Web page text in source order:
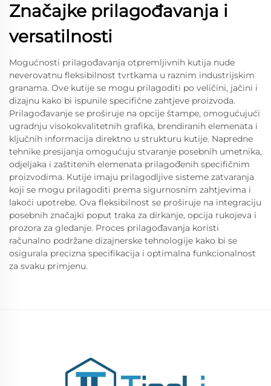
Značajke prilagođavanja i
versatilnosti
Mogućnosti prilagođavanja otpremljivnih kutija nude
neverovatnu fleksibilnost tvrtkama u raznim industrijskim
granama. Ove kutije se mogu prilagoditi po veličini, jačini i
dizajnu kako bi ispunile specifične zahtjeve proizvoda.
Prilagođavanje se proširuje na opcije štampe, omogućujući
ugradnju visokokvalitetnih grafika, brendiranih elemenata i
ključnih informacija direktno u strukturu kutije. Napredne
tehnike presijanja omogućuju stvaranje posebnih umetnika,
odjeljaka i zaštitenih elemenata prilagođenih specifičnim
proizvodima. Kutije imaju prilagodljive sisteme zatvaranja
koji se mogu prilagoditi prema sigurnosnim zahtjevima i
lakoći upotrebe. Ova fleksibilnost se proširuje na integraciju
posebnih značajki poput traka za dirkanje, opcija rukojeva i
prozora za gledanje. Proces prilagođavanja koristi
računalno podržane dizajnerske tehnologije kako bi se
osigurala precizna specifikacija i optimalna funkcionalnost
za svaku primjenu.